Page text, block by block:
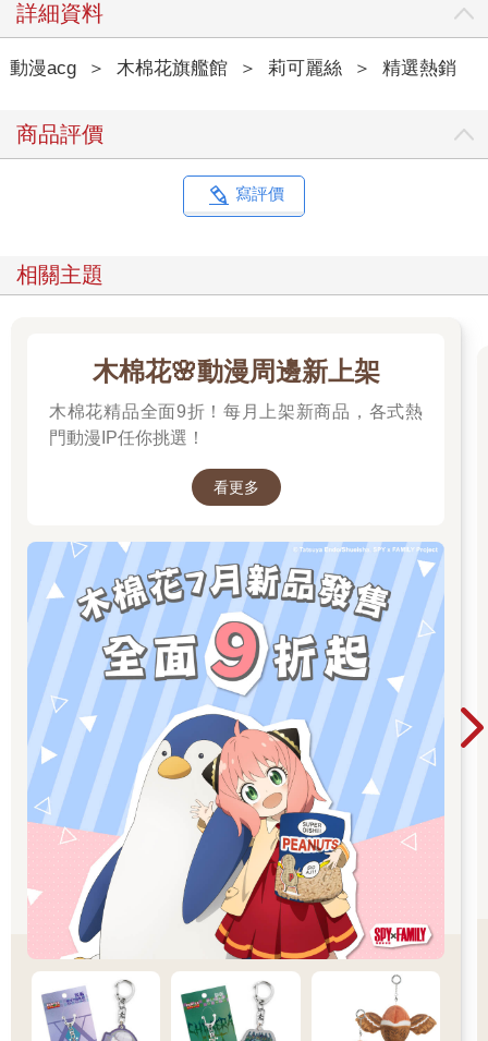
詳細資料
動漫acg ＞ 木棉花旗艦館 ＞ 莉可麗絲 ＞ 精選熱銷
商品評價
寫評價
相關主題
木棉花🌸動漫周邊新上架
木棉花精品全面9折！每月上架新商品，各式熱
門動漫IP任你挑選！
看更多